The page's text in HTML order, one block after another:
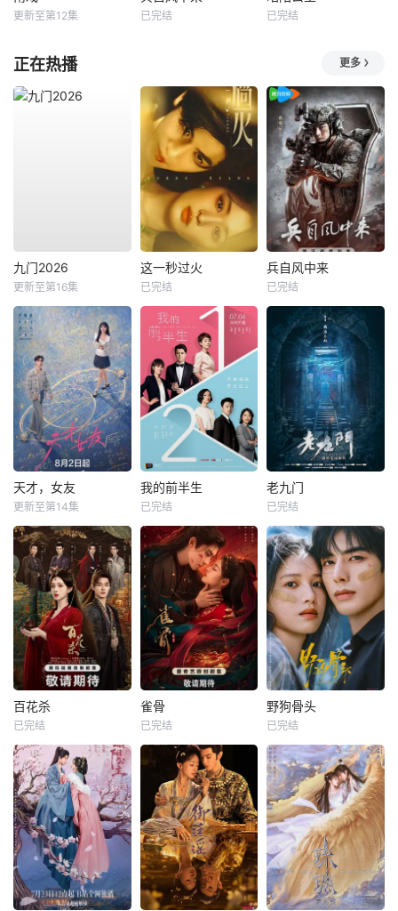
更新至第12集 已完结 已完结
正在热播 更多
九门2026
更新至第16集
这一秒过火
已完结
兵自风中来
已完结
天才，女友
更新至第14集
我的前半生
已完结
老九门
已完结
百花杀
已完结
雀骨
已完结
野狗骨头
已完结